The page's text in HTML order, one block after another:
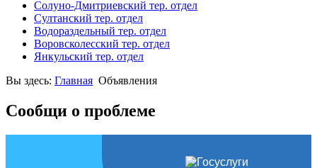
Солуно-Дмитриевский тер. отдел
Султанский тер. отдел
Водораздельный тер. отдел
Воровсколесский тер. отдел
Янкульский тер. отдел
Вы здесь: Главная Объявления
Сообщи о проблеме